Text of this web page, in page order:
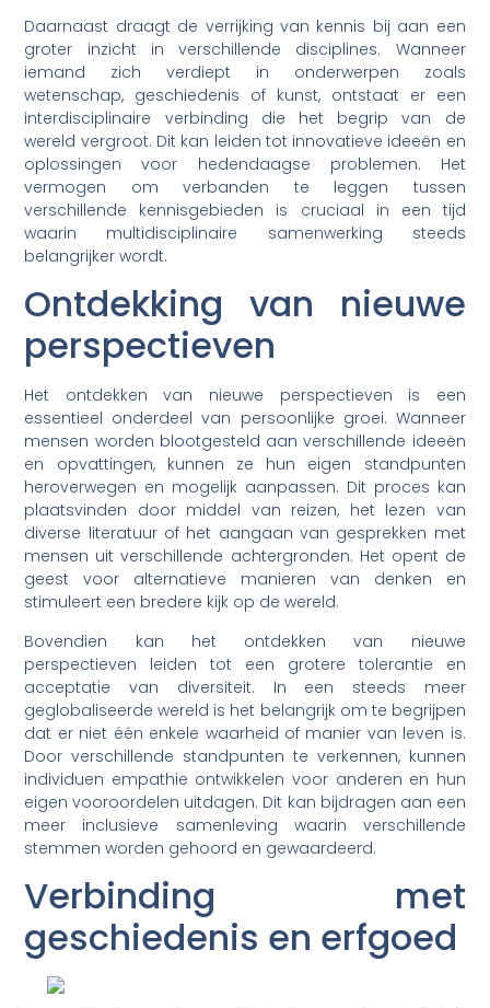
Daarnaast draagt de verrijking van kennis bij aan een
groter inzicht in verschillende disciplines. Wanneer
iemand zich verdiept in onderwerpen zoals
wetenschap, geschiedenis of kunst, ontstaat er een
interdisciplinaire verbinding die het begrip van de
wereld vergroot. Dit kan leiden tot innovatieve ideeën en
oplossingen voor hedendaagse problemen. Het
vermogen om verbanden te leggen tussen
verschillende kennisgebieden is cruciaal in een tijd
waarin multidisciplinaire samenwerking steeds
belangrijker wordt.
Ontdekking van nieuwe
perspectieven
Het ontdekken van nieuwe perspectieven is een
essentieel onderdeel van persoonlijke groei. Wanneer
mensen worden blootgesteld aan verschillende ideeën
en opvattingen, kunnen ze hun eigen standpunten
heroverwegen en mogelijk aanpassen. Dit proces kan
plaatsvinden door middel van reizen, het lezen van
diverse literatuur of het aangaan van gesprekken met
mensen uit verschillende achtergronden. Het opent de
geest voor alternatieve manieren van denken en
stimuleert een bredere kijk op de wereld.
Bovendien kan het ontdekken van nieuwe
perspectieven leiden tot een grotere tolerantie en
acceptatie van diversiteit. In een steeds meer
geglobaliseerde wereld is het belangrijk om te begrijpen
dat er niet één enkele waarheid of manier van leven is.
Door verschillende standpunten te verkennen, kunnen
individuen empathie ontwikkelen voor anderen en hun
eigen vooroordelen uitdagen. Dit kan bijdragen aan een
meer inclusieve samenleving waarin verschillende
stemmen worden gehoord en gewaardeerd.
Verbinding met
geschiedenis en erfgoed